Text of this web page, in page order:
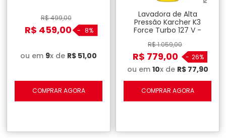
R$499,00
R$ 459,00 - 8%
ou em 9x de R$ 51,00
COMPRAR AGORA
Lavadora de Alta
Pressão Karcher K3
Force Turbo 127 V -
R$1.059,00
R$ 779,00 - 26%
ou em 10x de R$ 77,90
COMPRAR AGORA